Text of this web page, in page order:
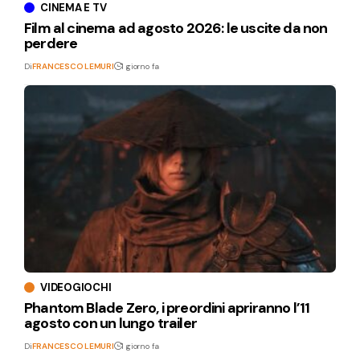
CINEMA E TV
Film al cinema ad agosto 2026: le uscite da non
perdere
DiFRANCESCO LEMURI 1 giorno fa
VIDEOGIOCHI
Phantom Blade Zero, i preordini apriranno l’11
agosto con un lungo trailer
DiFRANCESCO LEMURI 1 giorno fa